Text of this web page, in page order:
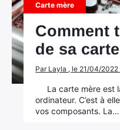
Carte mère
Comment
de sa
Par Layla , le 21/04/
La carte mère est
ordinateur. C’est à
vos composants. La…